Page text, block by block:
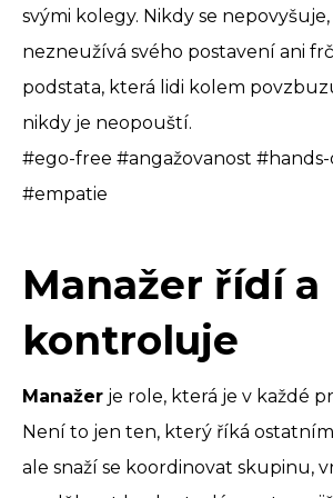
svými kolegy. Nikdy se
nezneužívá svého postavení ani
podstata, která lidi kolem
nikdy je neopouští.
#ego-free #angažovanost
#empatie
Manažer řídí a
kontroluje
Manažer je role, která je v každé
Není to jen ten, který říká
ale snaží se koordinovat skupinu,